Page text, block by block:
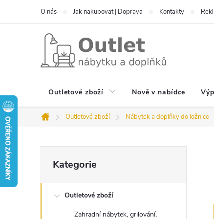
O nás Jak nakupovat | Doprava Kontakty
Outletové zboží Nově v nabídce
Domů
Outletové zboží Nábytek a doplňky do ložnice
o
kategorie
Kategorie
Outletové zboží
Zahradní nábytek, grilování,